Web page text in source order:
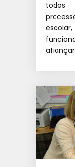
todos